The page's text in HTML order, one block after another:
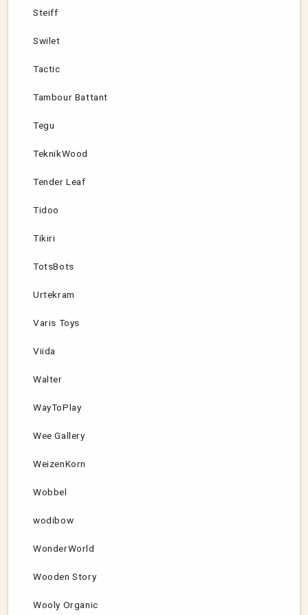
Steiff
Swilet
Tactic
Tambour Battant
Tegu
TeknikWood
Tender Leaf
Tidoo
Tikiri
TotsBots
Urtekram
Varis Toys
Viida
Walter
WayToPlay
Wee Gallery
WeizenKorn
Wobbel
wodibow
WonderWorld
Wooden Story
Wooly Organic